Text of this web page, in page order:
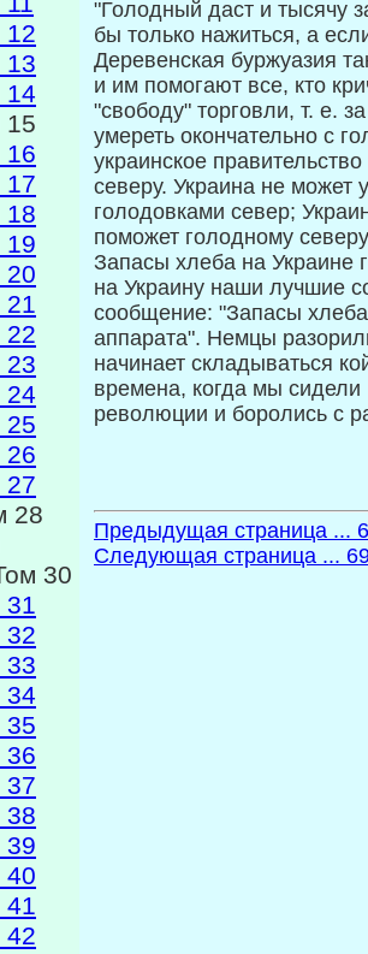
12
13
14
15
16
17
18
19
20
21
22
23
24
25
26
27
28
30
31
32
33
34
35
36
37
38
39
40
41
42
"Голодный даст и тысячу
бы только нажиться, а
Деревенская буржуазия
и им помогают все, кто
"свободу" торговли, т. е.
умереть окончательно с
украинское
северу. Украина не может
голодовками север;
поможет голодному
Запасы хлеба на Украине
на Украи­ну наши лучшие
сообщение: "Запа­сы хлеба
аппарата". Немцы
начинает складываться
времена, когда мы
революции и боролись с
Предыдущая страница ...
Следующая страница ...